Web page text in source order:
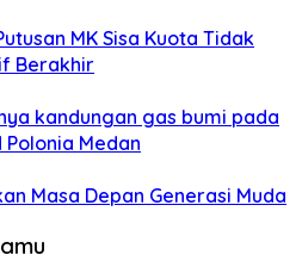
MK Sisa Kuota Tidak
Berakhir
kandungan gas bumi pada
Medan
Masa Depan Generasi Muda